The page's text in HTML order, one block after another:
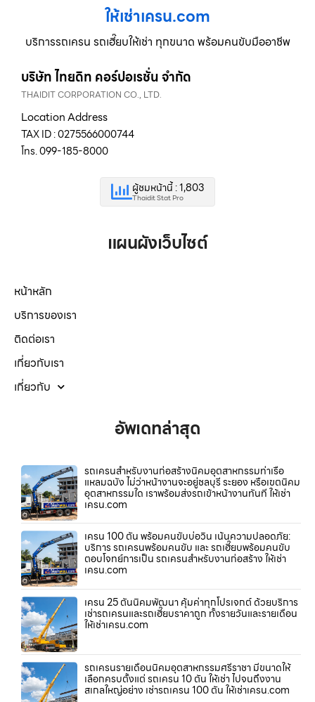
ให้เช่าเครน.com
บริการรถเครน รถเฮี๊ยบให้เช่า ทุกขนาด พร้อมคนขับมืออาชีพ
บริษัท ไทยดิท คอร์ปอเรชั่น จำกัด
THAIDIT CORPORATION CO., LTD.
Location Address
TAX ID : 0275566000744
โทร. 099-185-8000
ผู้ชมหน้านี้ : 1,803
Thaidit Stat Pro
แผนผังเว็บไซต์
หน้าหลัก
บริการของเรา
ติดต่อเรา
เกี่ยวกับเรา
เกี่ยวกับ
อัพเดทล่าสุด
รถเครนสำหรับงานก่อสร้างนิคมอุตสาหกรรมท่าเรือ
แหลมฉบัง ไม่ว่าหน้างานจะอยู่ชลบุรี ระยอง หรือเขตนิคม
อุตสาหกรรมใด เราพร้อมส่งรถเข้าหน้างานทันที ให้เช่า
เครน.com
เครน 100 ตัน พร้อมคนขับบ่อวิน เน้นความปลอดภัย:
บริการ รถเครนพร้อมคนขับ และ รถเฮี๊ยบพร้อมคนขับ
ตอบโจทย์การเป็น รถเครนสำหรับงานก่อสร้าง ให้เช่า
เครน.com
เครน 25 ตันนิคมพัฒนา คุ้มค่าทุกโปรเจกต์ ด้วยบริการ
เช่ารถเครนและรถเฮี๊ยบราคาถูก ทั้งรายวันและรายเดือน
ให้เช่าเครน.com
รถเครนรายเดือนนิคมอุตสาหกรรมศรีราชา มีขนาดให้
เลือกครบตั้งแต่ รถเครน 10 ตัน ให้เช่า ไปจนถึงงาน
สเกลใหญ่อย่าง เช่ารถเครน 100 ตัน ให้เช่าเครน.com